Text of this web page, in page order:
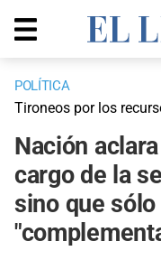
POLÍTICA
Tironeos por los
Nación
cargo de la
sino que